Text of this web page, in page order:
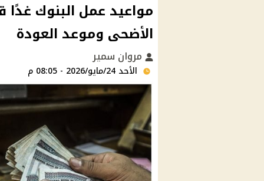
الأضحى وموعد العودة
مروان سمير
الأحد 24/مايو/2026 - 08:05 م